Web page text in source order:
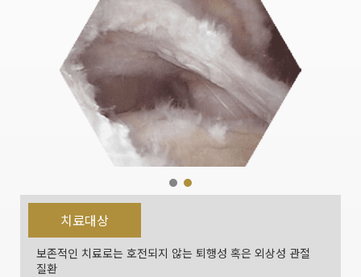
제애정형외과 골수
세포치료 전
치료대상
보존적인 치료로는 호전되지 않는 퇴행성 혹은 외상성 관절
질환